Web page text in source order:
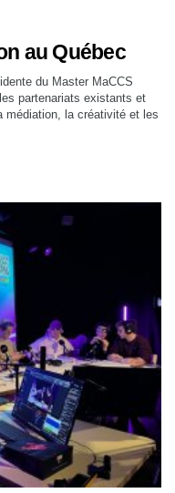
au Québec
du Master MaCCS
partenariats existants et
médiation, la créativité et les